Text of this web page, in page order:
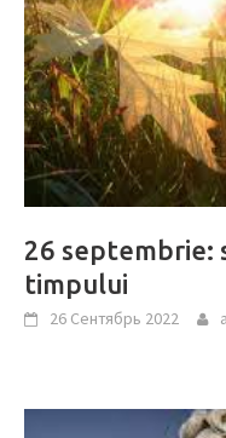
26 septembrie:
timpului
26 Сентябрь 2022